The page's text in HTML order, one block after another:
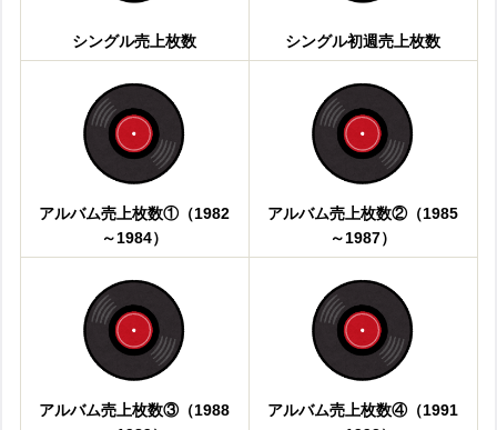
シングル売上枚数 シングル初週売上枚数
アルバム売上枚数①（1982
～1984）
アルバム売上枚数②（1985
～1987）
アルバム売上枚数③（1988
アルバム売上枚数④（1991